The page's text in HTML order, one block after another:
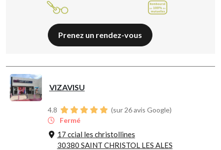
Prenez un rendez-vous
VIZAVISU
4.8
(sur 26 avis Google)
Fermé
17 ccial les christollines
30380 SAINT CHRISTOL LES ALES